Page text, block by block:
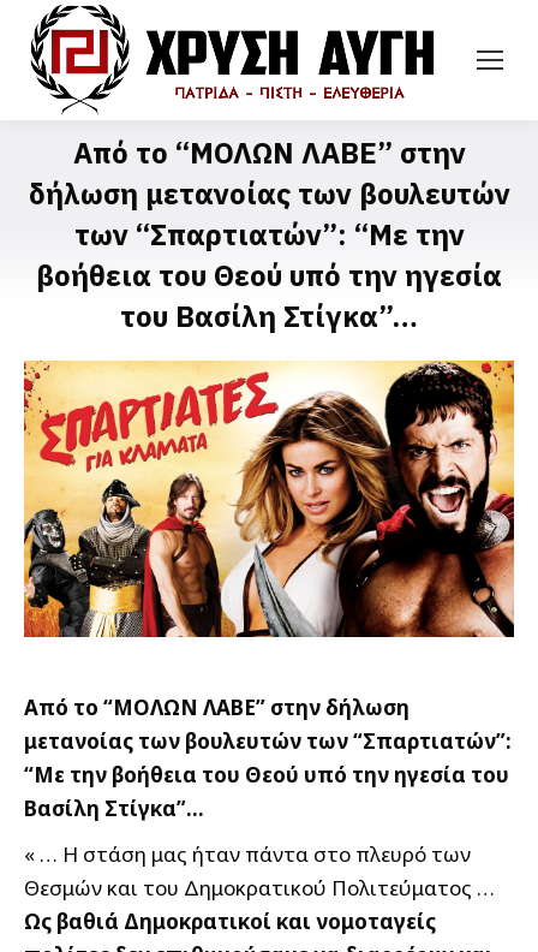
Από το “ΜΟΛΩΝ ΛΑΒΕ” στην
δήλωση μετανοίας των βουλευτών
των “Σπαρτιατών”: “Με την
βοήθεια του Θεού υπό την ηγεσία
του Βασίλη Στίγκα”…
Από το “ΜΟΛΩΝ ΛΑΒΕ” στην δήλωση
μετανοίας των βουλευτών των “Σπαρτιατών”:
“Με την βοήθεια του Θεού υπό την ηγεσία του
Βασίλη Στίγκα”…
« … Η στάση μας ήταν πάντα στο πλευρό των
Θεσμών και του Δημοκρατικού Πολιτεύματος …
Ως βαθιά Δημοκρατικοί και νομοταγείς